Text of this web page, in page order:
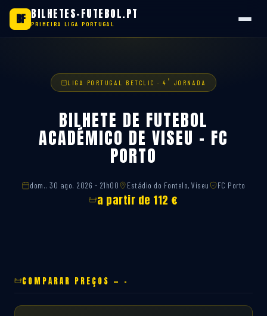
BF BILHETES-FUTEBOL.PT
PRIMEIRA LIGA PORTUGAL
LIGA PORTUGAL BETCLIC · 4 ª JORNADA
BILHETE DE FUTEBOL
ACADÉMICO DE VISEU – FC
PORTO
dom.. 30 ago. 2026 - 21h00 Estádio do Fontelo, Viseu FC Porto
a partir de 112 €
COMPARAR PREÇOS — -